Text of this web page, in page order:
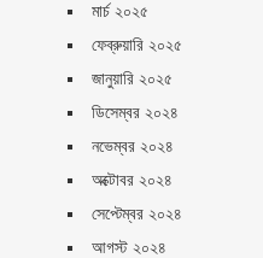
মার্চ ২০২৫
ফেব্রুয়ারি ২০২৫
জানুয়ারি ২০২৫
ডিসেম্বর ২০২৪
নভেম্বর ২০২৪
অক্টোবর ২০২৪
সেপ্টেম্বর ২০২৪
আগস্ট ২০২৪